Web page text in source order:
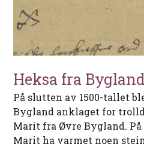
Heksa fra Bygland
På slutten av 1500-tallet
Bygland anklaget for
Marit fra Øvre Bygland.
Marit ha varmet noen